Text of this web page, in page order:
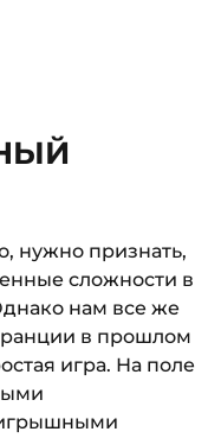
нужно признать,
сложности в
нам все же
в прошлом
игра. На поле